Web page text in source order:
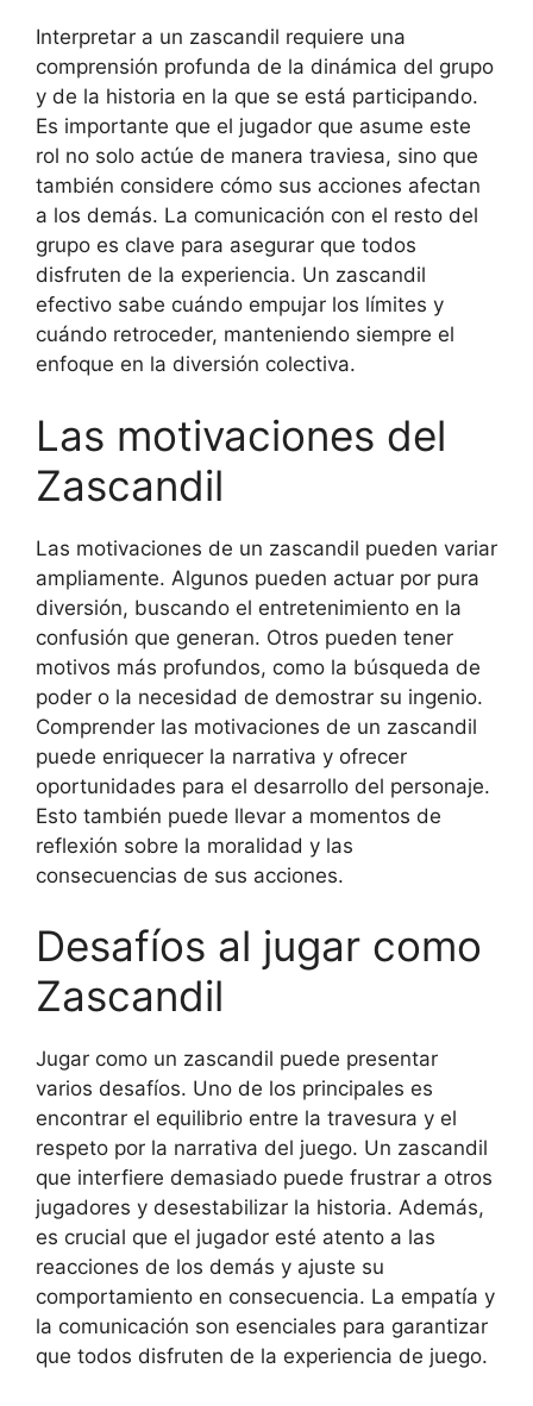
Interpretar a un zascandil requiere una
comprensión profunda de la dinámica del grupo
y de la historia en la que se está participando.
Es importante que el jugador que asume este
rol no solo actúe de manera traviesa, sino que
también considere cómo sus acciones afectan
a los demás. La comunicación con el resto del
grupo es clave para asegurar que todos
disfruten de la experiencia. Un zascandil
efectivo sabe cuándo empujar los límites y
cuándo retroceder, manteniendo siempre el
enfoque en la diversión colectiva.
Las motivaciones del
Zascandil
Las motivaciones de un zascandil pueden variar
ampliamente. Algunos pueden actuar por pura
diversión, buscando el entretenimiento en la
confusión que generan. Otros pueden tener
motivos más profundos, como la búsqueda de
poder o la necesidad de demostrar su ingenio.
Comprender las motivaciones de un zascandil
puede enriquecer la narrativa y ofrecer
oportunidades para el desarrollo del personaje.
Esto también puede llevar a momentos de
reflexión sobre la moralidad y las
consecuencias de sus acciones.
Desafíos al jugar como
Zascandil
Jugar como un zascandil puede presentar
varios desafíos. Uno de los principales es
encontrar el equilibrio entre la travesura y el
respeto por la narrativa del juego. Un zascandil
que interfiere demasiado puede frustrar a otros
jugadores y desestabilizar la historia. Además,
es crucial que el jugador esté atento a las
reacciones de los demás y ajuste su
comportamiento en consecuencia. La empatía y
la comunicación son esenciales para garantizar
que todos disfruten de la experiencia de juego.